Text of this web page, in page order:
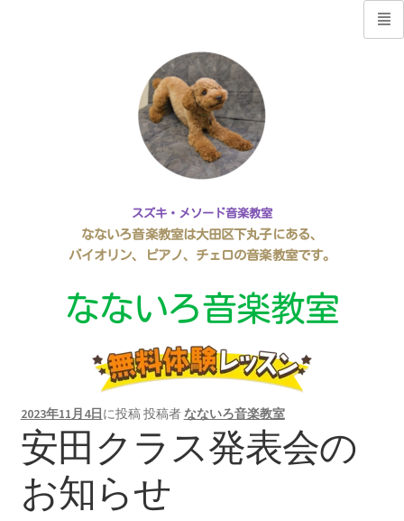
スズキ・メソード音楽教室
なないろ音楽教室は大田区下丸子にある、
バイオリン、ピアノ、チェロの音楽教室です。
なないろ音楽教室
2023年11月4日に投稿投稿者 なないろ音楽教室
安田クラス発表会の
お知らせ